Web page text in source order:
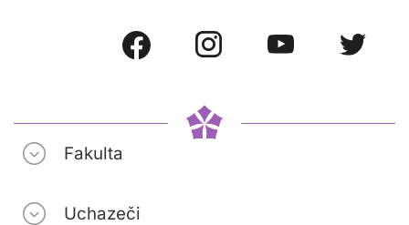
Fakulta
Uchazeči